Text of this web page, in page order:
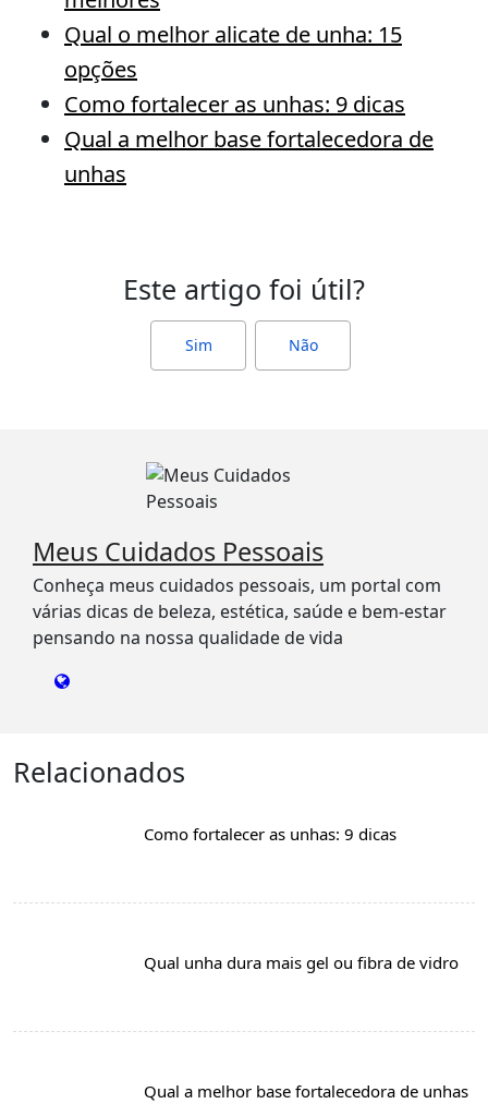
Qual o melhor alicate de unha: 15
opções
Como fortalecer as unhas: 9 dicas
Qual a melhor base fortalecedora de
unhas
Este artigo foi útil?
Sim Não
Meus Cuidados Pessoais
Conheça meus cuidados pessoais, um portal com
várias dicas de beleza, estética, saúde e bem-estar
pensando na nossa qualidade de vida
Relacionados
Como fortalecer as unhas: 9 dicas
Qual unha dura mais gel ou fibra de vidro
Qual a melhor base fortalecedora de unhas